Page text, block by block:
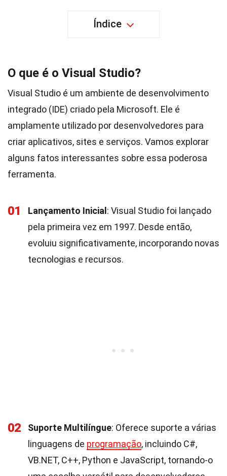
Índice
O que é o Visual Studio?
Visual Studio é um ambiente de desenvolvimento
integrado (IDE) criado pela Microsoft. Ele é
amplamente utilizado por desenvolvedores para
criar aplicativos, sites e serviços. Vamos explorar
alguns fatos interessantes sobre essa poderosa
ferramenta.
01 Lançamento Inicial : Visual Studio foi lançado
pela primeira vez em 1997. Desde então,
evoluiu significativamente, incorporando novas
tecnologias e recursos.
02 Suporte Multilíngue: Oferece suporte a várias
linguagens de programação, incluindo C#,
VB.NET, C++, Python e JavaScript, tornando-o